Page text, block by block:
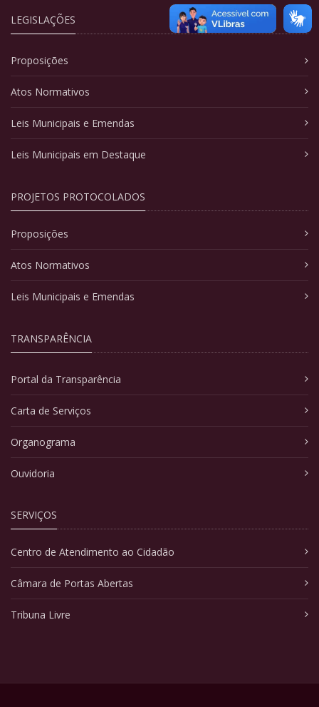
LEGISLAÇÕES
Proposições
Atos Normativos
Leis Municipais e Emendas
Leis Municipais em Destaque
PROJETOS PROTOCOLADOS
Proposições
Atos Normativos
Leis Municipais e Emendas
TRANSPARÊNCIA
Portal da Transparência
Carta de Serviços
Organograma
Ouvidoria
SERVIÇOS
Centro de Atendimento ao Cidadão
Câmara de Portas Abertas
Tribuna Livre